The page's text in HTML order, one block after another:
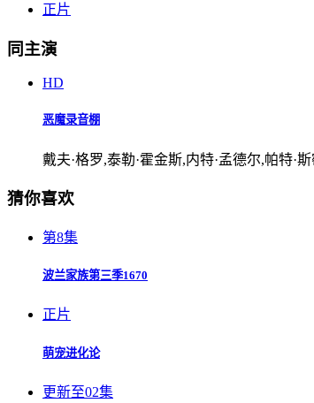
正片
同主演
HD
恶魔录音棚
戴夫·格罗,泰勒·霍金斯,内特·孟德尔,帕特·
猜你喜欢
第8集
波兰家族第三季1670
正片
萌宠进化论
更新至02集